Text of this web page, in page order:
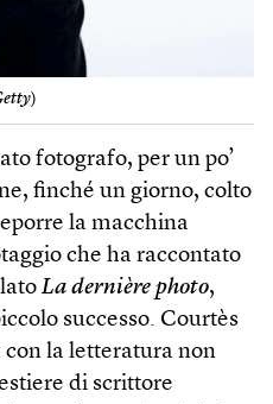
)
fotografo, per un po’
finché un giorno, colto
la macchina
che ha raccontato
La dernière photo,
successo. Courtès
la letteratura non
di scrittore